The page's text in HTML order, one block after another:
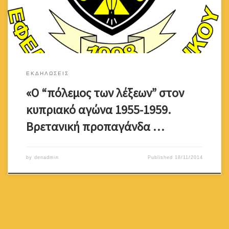
των λέξεων” στον κυπριακό αγώνα 1955-1959. Βρετανική
προπαγάνδα και αντιπροπαγάνδα» Η διάλεξη θα πραγματοποιηθεί
[…]
ΕΚΔΗΛΩΣΕΙΣ
«Ο “πόλεμος των λέξεων” στον
κυπριακό αγώνα 1955-1959.
Βρετανική προπαγάνδα …
by denadmin Published 18/11/2014